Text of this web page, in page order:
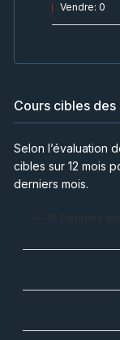
Vendre: 0
Cours cibles des
Selon l’évaluation
cibles sur 12 mois
derniers mois.
— 12 Derniers